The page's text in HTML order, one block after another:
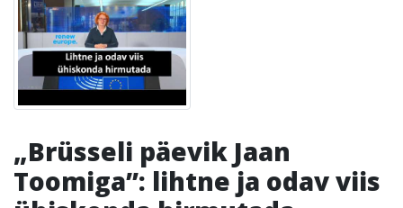
„Brüsseli päevik Jaan
Toomiga”: lihtne ja odav viis